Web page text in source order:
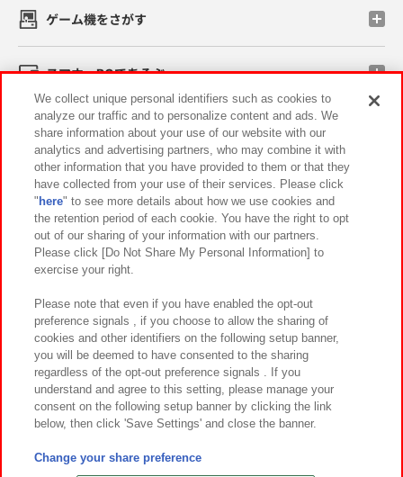
ゲーム機をさがす
スマホ・PCであそぶ
イベント・キャンペーン
関連会社 サステナビリティ サイトポリシー
プライバシーポリシー ウェブアクセシビリティ方針と検証結果
お取引先さまとともに
カスタマーハラスメント対応方針 よくあるご質問・お問い合わせ
©Bandai Namco Amusement Inc.
©Bandai Namco Amusement Lab Inc.
We collect unique personal identifiers such as cookies to
analyze our traffic and to personalize content and ads. We
share information about your use of our website with our
analytics and advertising partners, who may combine it with
other information that you have provided to them or that they
have collected from your use of their services. Please click
" here" to see more details about how we use cookies and
the retention period of each cookie. You have the right to opt
out of our sharing of your information with our partners.
Please click [Do Not Share My Personal Information] to
exercise your right.
Please note that even if you have enabled the opt-out
preference signals , if you choose to allow the sharing of
cookies and other identifiers on the following setup banner,
you will be deemed to have consented to the sharing
regardless of the opt-out preference signals . If you
understand and agree to this setting, please manage your
consent on the following setup banner by clicking the link
below, then click 'Save Settings' and close the banner.
Change your share preference